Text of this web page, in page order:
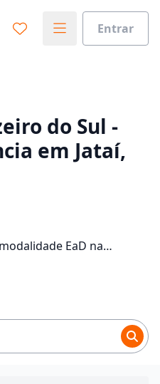
Entrar
para seus estudos
do Sul -
em Jataí,
EaD na